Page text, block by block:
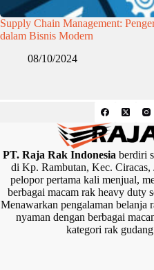
Supply Chain Management:
dalam Bisnis Modern
08/10/2024
PT. Raja Rak Indonesiaberdiri
di Kp. Rambutan, Kec. Ciracas,
pelopor pertama kali menjual,
berbagai macam rak heavy duty
Menawarkan pengalaman belanja
nyaman dengan berbagai
kategori rak